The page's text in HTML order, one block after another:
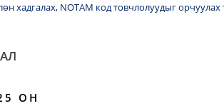
хадгалах, NОТАМ код товчлолуудыг
ОН